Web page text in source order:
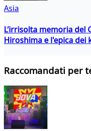
Asia
L’irrisolta memoria
Hiroshima e l'epica dei
Raccomandati per